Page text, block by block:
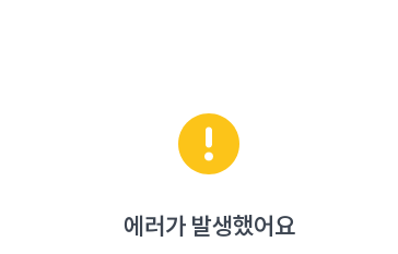
에러가 발생했어요